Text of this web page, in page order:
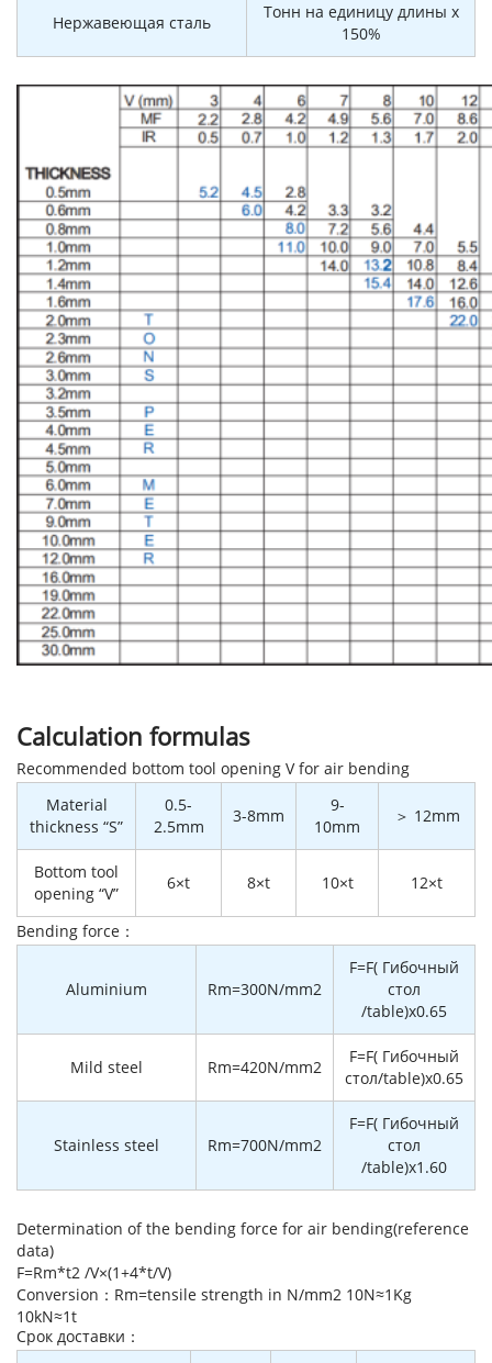
Нержавеющая сталь
Тонн на единицу длины x
150%
Calculation formulas
Recommended bottom tool opening V for air bending
Material
thickness “S”
0.5-
2.5mm
3-8mm
9-
10mm
＞ 12mm
Bottom tool
opening “V”
6×t 8×t 10×t 12×t
Bending force：
Aluminium Rm=300N/mm2
F=F( Гибочный
стол
/table)x0.65
Mild steel Rm=420N/mm2
F=F( Гибочный
стол/table)x0.65
Stainless steel Rm=700N/mm2
F=F( Гибочный
стол
/table)x1.60
Determination of the bending force for air bending(reference
data)
F=Rm*t2 /V×(1+4*t/V)
Conversion：Rm=tensile strength in N/mm2 10N≈1Kg
10kN≈1t
Cрок доставки：